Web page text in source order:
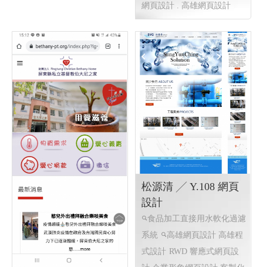
網頁設計 . 高雄網頁設計
松源清 ╱ Y.108 網頁
設計
食品加工直接用水軟化過濾
系統
高雄網頁設計 高雄程
式設計 RWD 響應式網頁設